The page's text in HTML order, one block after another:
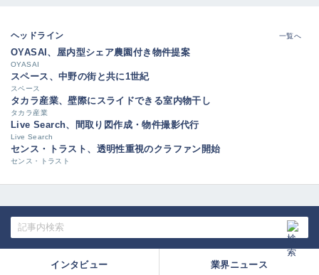
ヘッドライン 一覧へ
OYASAI、屋内型シェア農園付き物件提案
OYASAI
スペース、中野の街と共に1世紀
スペース
タカラ産業、壁際にスライドできる室内物干し
タカラ産業
Live Search、間取り図作成・物件撮影代行
Live Search
センス・トラスト、透明性重視のクラファン開始
センス・トラスト
インタビュー 業界ニュース